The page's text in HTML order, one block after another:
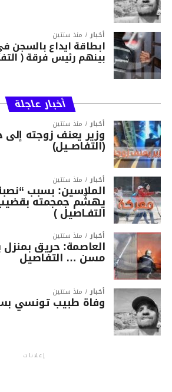
أخبار منذ سنتين
بينهم رئيس فرقة (
أخبار عاجلة
أخبار منذ سنتين
وزير يعنف زوجته
(التفاصــيل)
أخبار منذ سنتين
الملاسين: بسبب
يهشّم جمجمته
التفـاصيل )
أخبار منذ سنتين
العاصمة: حريق
مسن … التفاصيل
أخبار منذ سنتين
وفاة طبيب تونسي
إعلانات